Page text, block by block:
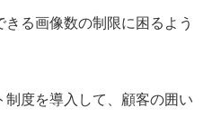
る画像数の制限に困るよう
制度を導入して、顧客の囲い